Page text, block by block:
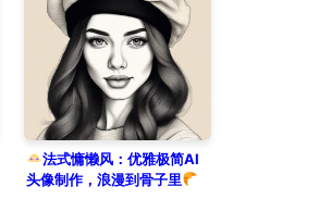
法式慵懒风：优雅极简AI
头像制作，浪漫到骨子里